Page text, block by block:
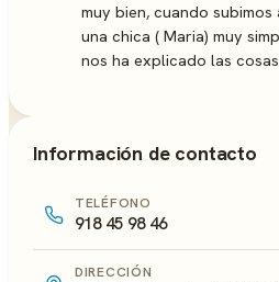
muy bien, cuando
una chica ( Maria) muy
nos ha explicado las
Información de contacto
TELÉFONO
918 45 98 46
DIRECCIÓN